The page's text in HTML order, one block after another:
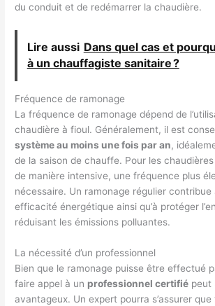
du conduit et de redémarrer la chaudière.
Lire aussi Dans quel cas et
à un chauffagiste sanitaire ?
Fréquence de ramonage
La fréquence de ramonage dépend de
chaudière à fioul. Généralement, il est
système au moins une fois par an,
de la saison de chauffe. Pour les
de manière intensive, une fréquence plus
nécessaire. Un ramonage régulier contribue
efficacité énergétique ainsi qu’à protéger
réduisant les émissions polluantes.
La nécessité d’un professionnel
Bien que le ramonage puisse être effectué
faire appel à un professionnel certifié peut
avantageux. Un expert pourra s’assurer